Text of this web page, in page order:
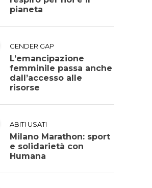
pianeta
GENDER GAP
L’emancipazione
femminile passa anche
dall’accesso alle
risorse
ABITI USATI
Milano Marathon: sport
e solidarietà con
Humana